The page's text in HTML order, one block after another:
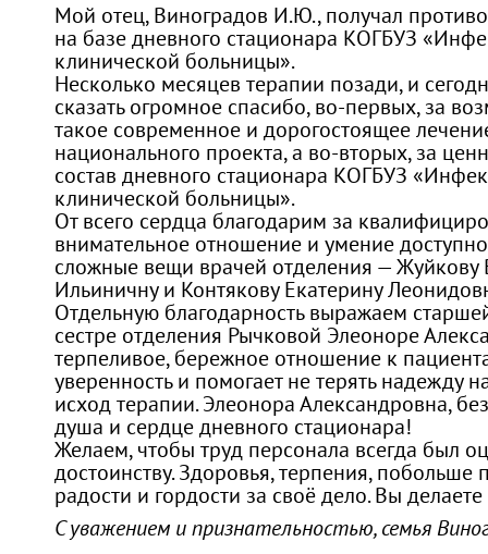
Мой отец, Виноградов И.Ю., получал
на базе дневного стационара КОГБУЗ
клинической больницы».
Несколько месяцев терапии позади, и
сказать огромное спасибо, во‑первых, за
такое современное и дорогостоящее
национального проекта, а во‑вторых, за
состав дневного стационара КОГБУЗ
клинической больницы».
От всего сердца благодарим за
внимательное отношение и умение
сложные вещи врачей отделения — Жуйкову
Ильиничну и Контякову Екатерину
Отдельную благодарность выражаем
сестре отделения Рычковой Элеоноре
терпеливое, бережное отношение к
уверенность и помогает не терять надежду
исход терапии. Элеонора Александровна,
душа и сердце дневного стационара!
Желаем, чтобы труд персонала всегда был
достоинству. Здоровья, терпения, побольше
радости и гордости за своё дело. Вы
С уважением и признательностью, семья